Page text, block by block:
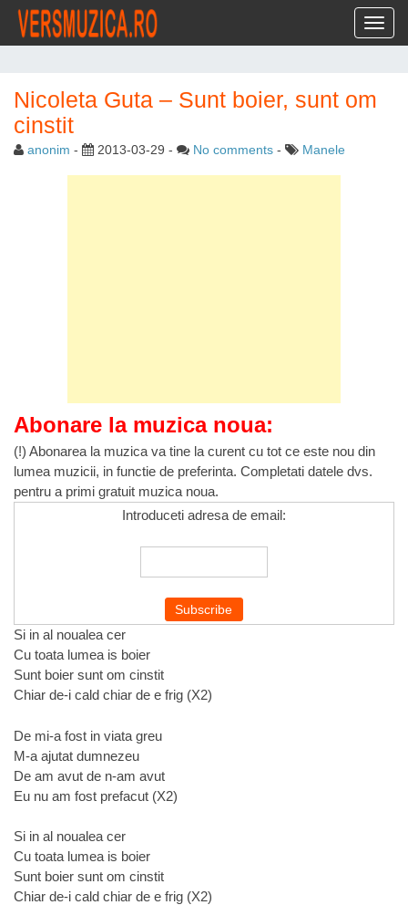
Nicoleta Guta – Sunt boier, sunt om
cinstit
anonim - 2013-03-29 - No comments - Manele
Abonare la muzica noua:
(!) Abonarea la muzica va tine la curent cu tot ce este nou din
lumea muzicii, in functie de preferinta. Completati datele dvs.
pentru a primi gratuit muzica noua.
Introduceti adresa de email:
Si in al noualea cer
Cu toata lumea is boier
Sunt boier sunt om cinstit
Chiar de-i cald chiar de e frig (X2)
De mi-a fost in viata greu
M-a ajutat dumnezeu
De am avut de n-am avut
Eu nu am fost prefacut (X2)
Si in al noualea cer
Cu toata lumea is boier
Sunt boier sunt om cinstit
Chiar de-i cald chiar de e frig (X2)